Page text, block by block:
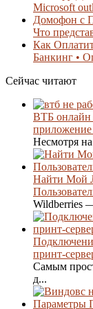
Microsoft
Домофон с
Что
Как
Банкинг •
Сейчас читают
ВТБ онлайн
Несмотря
Найти Мой
Wildberries
принт-
Самым
д...